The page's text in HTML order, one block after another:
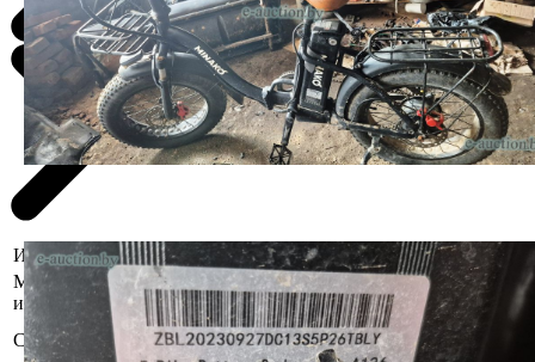
Информация о предмете торгов
Местоположение
имущества
Витебская область, Дубровенский р-н, г.
ул. Вокзальная, 34
Состояние
Б/у, комплектность и работоспособность не
проверялась